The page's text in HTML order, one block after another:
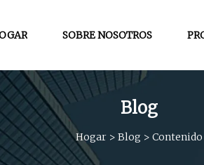
SOBRE NOSOTROS
Blog
Hogar> Blog > Contenido